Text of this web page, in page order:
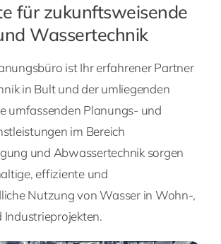
für zukunftsweisende
Wassertechnik
ist Ihr erfahrener Partner
in Bult und der umliegenden
umfassenden Planungs- und
im Bereich
und Abwassertechnik sorgen
effiziente und
Nutzung von Wasser in Wohn-,
Industrieprojekten.